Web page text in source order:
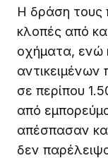
Η δράση τους
κλοπές από
οχήματα, ενώ
σε περίπου
από
απέσπασαν
δεν